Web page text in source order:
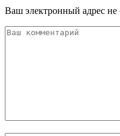
Ваш электронный адрес не